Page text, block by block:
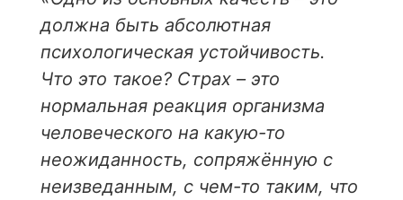
должна быть абсолютная
психологическая устойчивость.
Что это такое? Страх – это
нормальная реакция организма
человеческого на какую-то
неожиданность, сопряжённую с
неизведанным, с чем-то таким, что